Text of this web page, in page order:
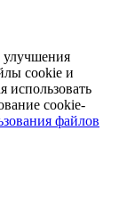
улучшения
cookie и
использовать
cookie-
файлов